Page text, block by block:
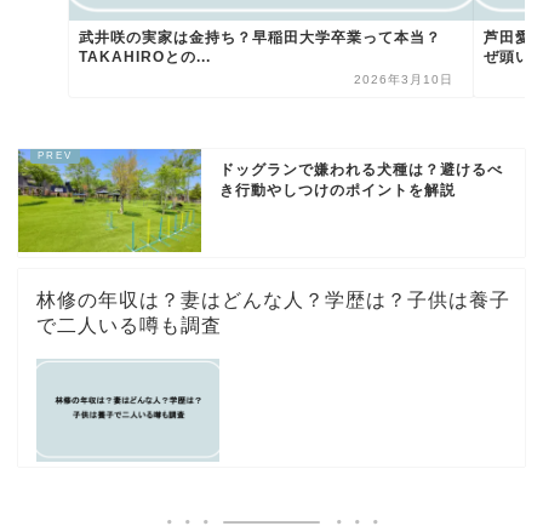
武井咲の実家は金持ち？早稲田大学卒業って本当？
TAKAHIROとの...
2026年3月10日
芦田愛
ぜ頭い
ドッグランで嫌われる犬種は？避けるべ
き行動やしつけのポイントを解説
林修の年収は？妻はどんな人？学歴は？子供は養子
で二人いる噂も調査